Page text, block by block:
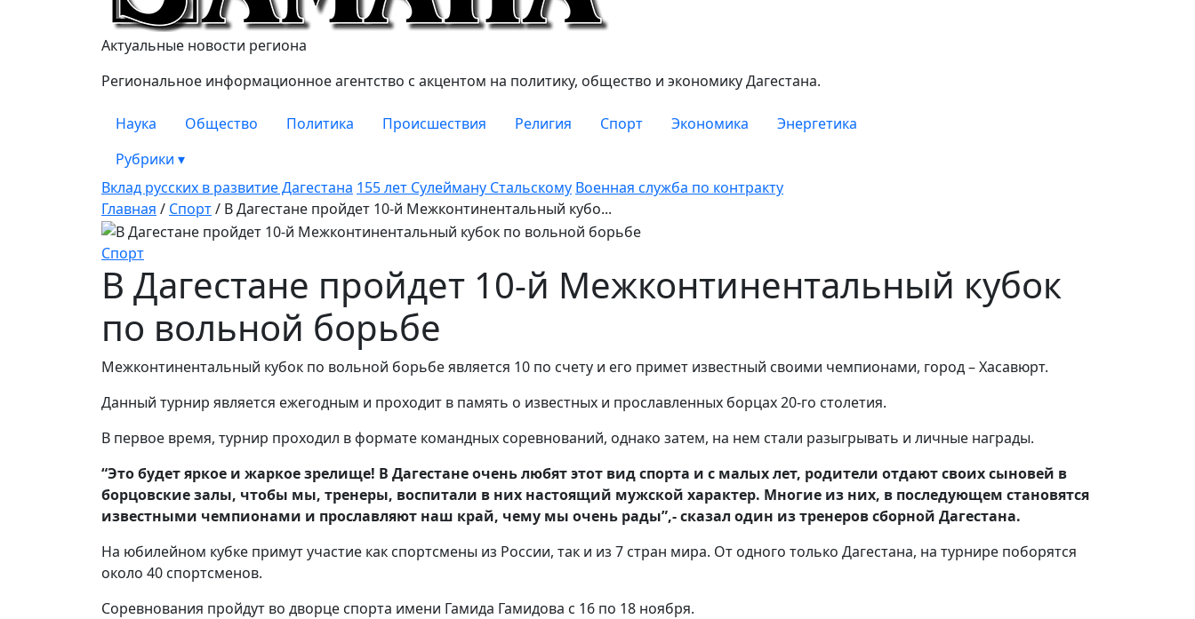
Замана
Актуальные новости региона
Региональное информационное агентство с акцентом на политику, общество и экономику Дагестана.
Наука Общество Политика Происшествия Религия Спорт Экономика
Энергетика
Рубрики ▾
Вклад русских в развитие Дагестана 155 лет Сулейману Стальскому Военная служба по контракту
Главная / Спорт/ В Дагестане пройдет 10-й Межконтинентальный кубо...
Спорт
В Дагестане пройдет 10-й Межконтинентальный кубок
по вольной борьбе
Межконтинентальный кубок по вольной борьбе является 10 по счету и его примет известный своими чемпионами, город – Хасавюрт.
Данный турнир является ежегодным и проходит в память о известных и прославленных борцах 20-го столетия.
В первое время, турнир проходил в формате командных соревнований, однако затем, на нем стали разыгрывать и личные награды.
“Это будет яркое и жаркое зрелище! В Дагестане очень любят этот вид спорта и с малых лет, родители отдают своих сыновей в
борцовские залы, чтобы мы, тренеры, воспитали в них настоящий мужской характер. Многие из них, в последующем становятся
известными чемпионами и прославляют наш край, чему мы очень рады”,- сказал один из тренеров сборной Дагестана.
На юбилейном кубке примут участие как спортсмены из России, так и из 7 стран мира. От одного только Дагестана, на турнире поборятся
около 40 спортсменов.
Соревнования пройдут во дворце спорта имени Гамида Гамидова с 16 по 18 ноября.